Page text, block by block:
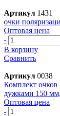
Артикул 1431
очки
Оптовая цена
-
В корзину
Сравнить
Артикул 0038
Комплект
дужками 150
Оптовая цена
-